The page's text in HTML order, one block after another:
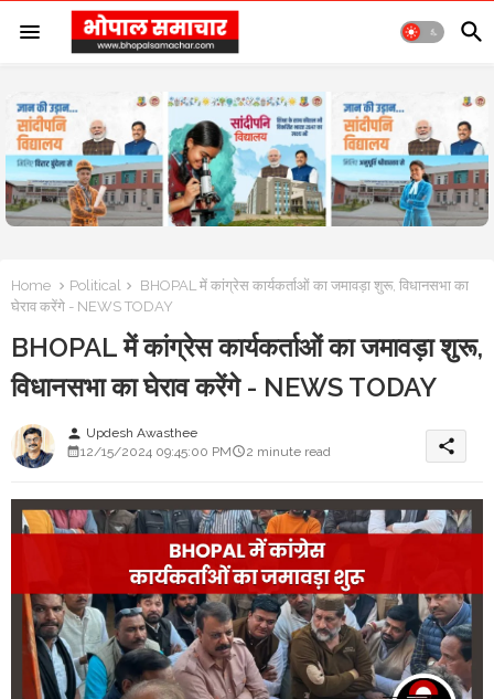
Home Political
BHOPAL में कांग्रेस कार्यकर्ताओं का जमावड़ा शुरू, विधानसभा का
घेराव करेंगे - NEWS TODAY
BHOPAL में कांग्रेस कार्यकर्ताओं का जमावड़ा शुरू,
विधानसभा का घेराव करेंगे - NEWS TODAY
person Updesh Awasthee
12/15/2024 09:45:00 PM
2 minute read share